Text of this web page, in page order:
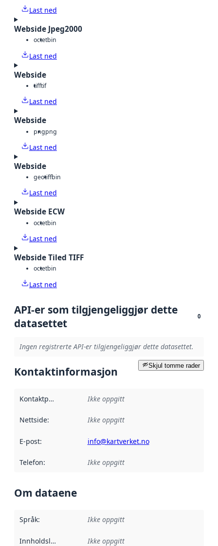
Last ned
Webside Jpeg2000
octetbin
Last ned
Webside
tifftif
Last ned
Webside
pngpng
Last ned
Webside
geotiffbin
Last ned
Webside ECW
octetbin
Last ned
Webside Tiled TIFF
octetbin
Last ned
API-er som tilgjengeliggjør dette
datasettet
0
Ingen registrerte API-er tilgjengeliggjør dette datasettet.
Skjul tomme rader
Kontaktinformasjon
Kontaktpunkt Ikke oppgitt
Nettside: Ikke oppgitt
E-post: info@kartverket.no
Telefon: Ikke oppgitt
Om dataene
Språk: Ikke oppgitt
Innholdsleverandører :
Ikke oppgitt